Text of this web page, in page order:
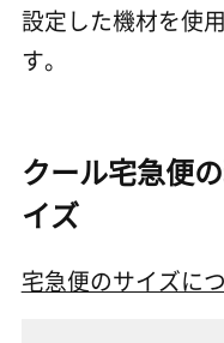
設定した機材を使
す。
クール宅急便
イズ
宅急便のサイズに